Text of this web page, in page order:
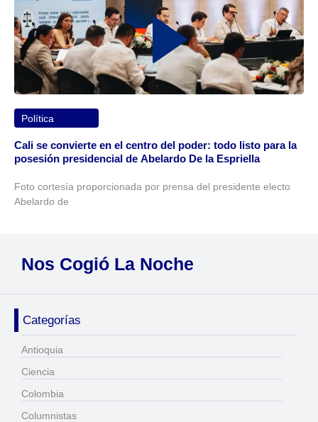
Política
Cali se convierte en el centro del poder: todo listo para la
posesión presidencial de Abelardo De la Espriella
Foto cortesía proporcionada por prensa del presidente electo
Abelardo de
Nos Cogió La Noche
Categorías
Antioquia
Ciencia
Colombia
Columnistas